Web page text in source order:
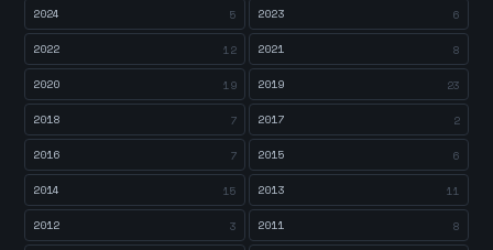
2024 5 2023 6
2022 12 2021 8
2020 19 2019 23
2018 7 2017 2
2016 7 2015 6
2014 15 2013 11
2012 3 2011 8